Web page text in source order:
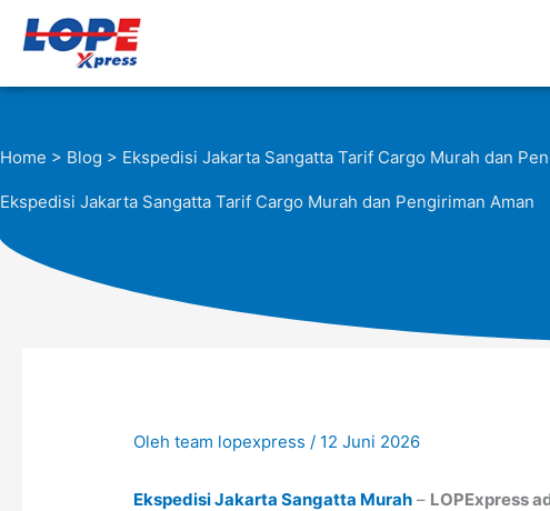
Home > Blog > Ekspedisi Jakarta Sangatta Tarif Cargo Murah dan
Ekspedisi Jakarta Sangatta Tarif Cargo Murah dan Pengiriman Aman
Olehteam lopexpress / 12 Juni 2026
Ekspedisi Jakarta Sangatta Murah – LOPExpress